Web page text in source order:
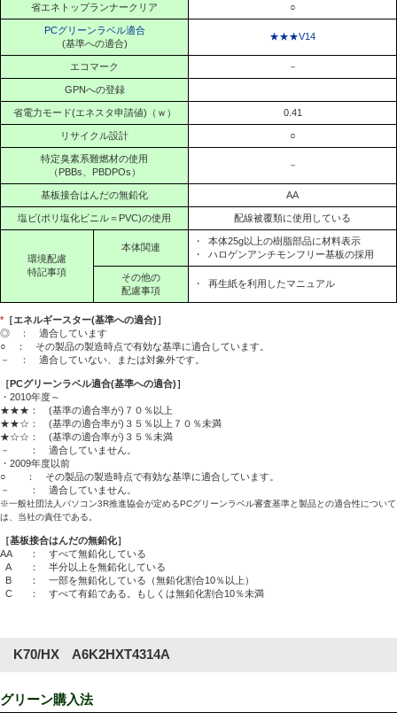
省エネトップランナークリア ○
PCグリーンラベル適合
(基準への適合)
★★★V14
エコマーク －
GPNへの登録
省電力モード(エネスタ申請値)（ｗ） 0.41
リサイクル設計 ○
特定臭素系難燃材の使用
（PBBs、PBDPOs）
－
基板接合はんだの無鉛化 AA
塩ビ(ポリ塩化ビニル＝PVC)の使用 配線被覆類に使用している
環境配慮
特記事項
本体関連
・
本体25g以上の樹脂部品に材料表示
・
ハロゲンアンチモンフリー基板の採用
その他の
配慮事項
・ 再生紙を利用したマニュアル
* ［エネルギースター(基準への適合)］
◎ ： 適合しています
○ ： その製品の製造時点で有効な基準に適合しています。
－ ： 適合していない、または対象外です。
［PCグリーンラベル適合(基準への適合)］
・2010年度～
★★★： (基準の適合率が)７０％以上
★★☆： (基準の適合率が)３５％以上７０％未満
★☆☆： (基準の適合率が)３５％未満
－ ： 適合していません。
・2009年度以前
○ ： その製品の製造時点で有効な基準に適合しています。
－ ： 適合していません。
※一般社団法人パソコン3R推進協会が定めるPCグリーンラベル審査基準と製品との適合性について
は、当社の責任である。
［基板接合はんだの無鉛化］
AA
： すべて無鉛化している
A
： 半分以上を無鉛化している
B
： 一部を無鉛化している（無鉛化割合10％以上）
C
： すべて有鉛である。もしくは無鉛化割合10％未満
K70/HX A6K2HXT4314A
グリーン購入法